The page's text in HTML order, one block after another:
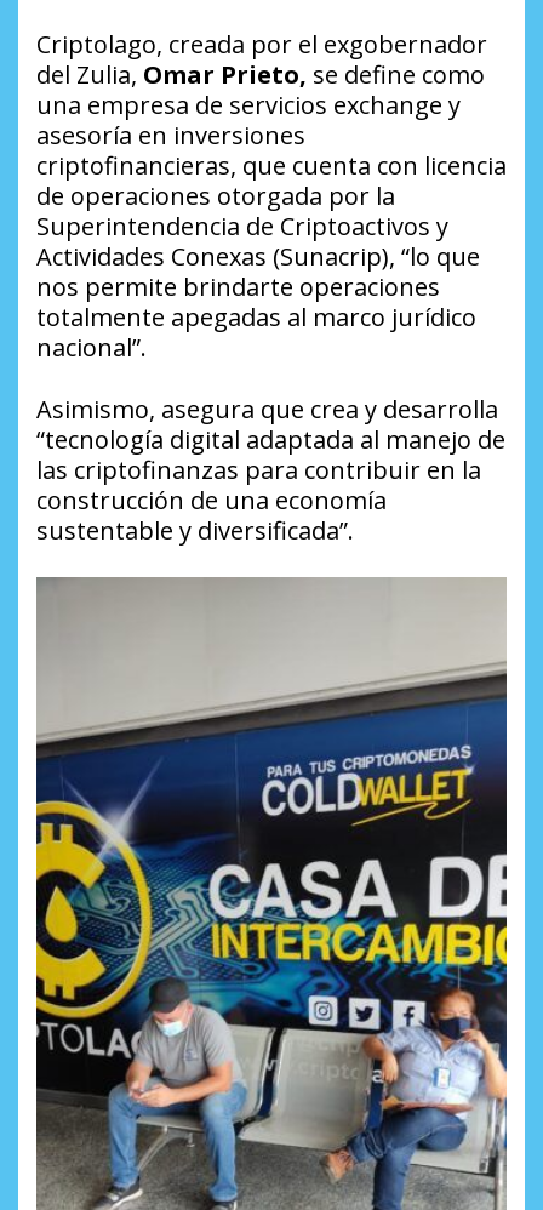
Criptolago, creada por el exgobernador
del Zulia, Omar Prieto, se define como
una empresa de servicios exchange y
asesoría en inversiones
criptofinancieras, que cuenta con licencia
de operaciones otorgada por la
Superintendencia de Criptoactivos y
Actividades Conexas (Sunacrip), “lo que
nos permite brindarte operaciones
totalmente apegadas al marco jurídico
nacional”.
Asimismo, asegura que crea y desarrolla
“tecnología digital adaptada al manejo de
las criptofinanzas para contribuir en la
construcción de una economía
sustentable y diversificada”.